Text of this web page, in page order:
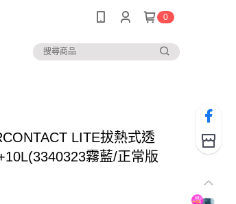
0
LITE拔熱式透
霧藍/正常版